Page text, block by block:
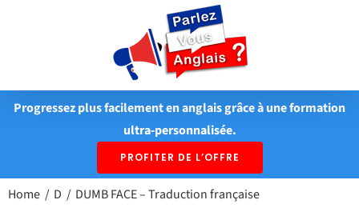
Progressez plus facilement en anglais grâce à une formation
ultra-personnalisée.
PROFITER DE L’OFFRE
Home D DUMB FACE – Traduction française